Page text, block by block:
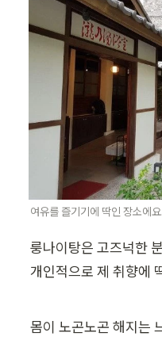
여유를 즐기기에 딱인 장소에요.
룽나이탕은 고즈넉한
개인적으로 제 취향에
몸이 노곤노곤 해지는